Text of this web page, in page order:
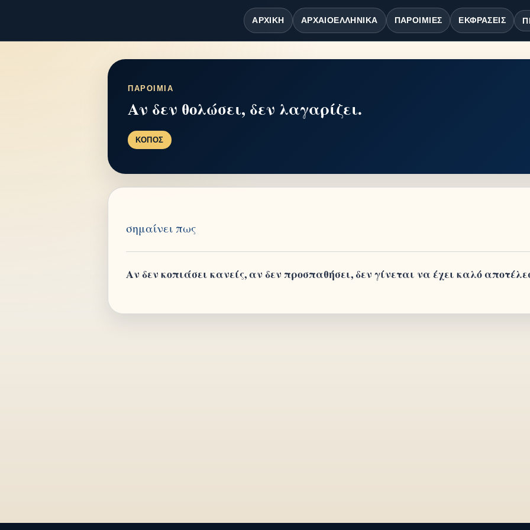
ΑΡΧΙΚΉ ΑΡΧΑΙΟΕΛΛΗΝΙΚΆ ΠΑΡΟΙΜΊΕΣ ΕΚΦΡΆΣΕΙΣ
ΠΑΡΟΙΜΙΑ
Αν δεν θολώσει, δεν λαγαρίζει.
ΚΟΠΟΣ
σημαίνει πως
Αν δεν κοπιάσει κανείς, αν δεν προσπαθήσει, δεν γίνεται να έχει καλό